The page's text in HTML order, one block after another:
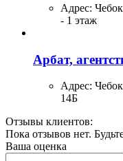
Адрес:
- 1 этаж
Арбат,
Адрес:
14Б
Отзывы клиентов:
Пока отзывов нет.
Ваша оценка